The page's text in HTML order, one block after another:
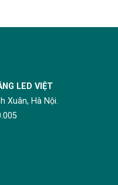
LED VIỆT
Xuân, Hà Nội.